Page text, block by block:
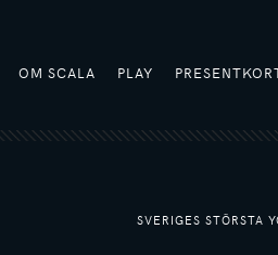
OM SCALA PLAY
SVERIGES STÖRSTA